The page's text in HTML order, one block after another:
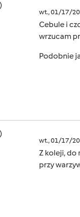
wt., 01/17/
Cebule i
wrzucam
Podobnie
wt., 01/17/
Z koleji, do
przy